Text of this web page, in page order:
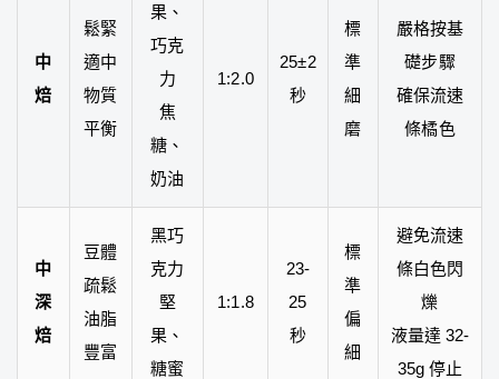
中
焙
鬆緊
適中
物質
平衡
果、
巧克
力
焦
糖、
奶油
1:2.0
25±2
秒
標
準
細
磨
嚴格按基
礎步驟
確保流速
條橘色
中
深
焙
豆體
疏鬆
油脂
豐富
黑巧
克力
堅
果、
糖蜜
1:1.8
23-
25
秒
標
準
偏
細
避免流速
條白色閃
爍
液量達 32-
35g 停止